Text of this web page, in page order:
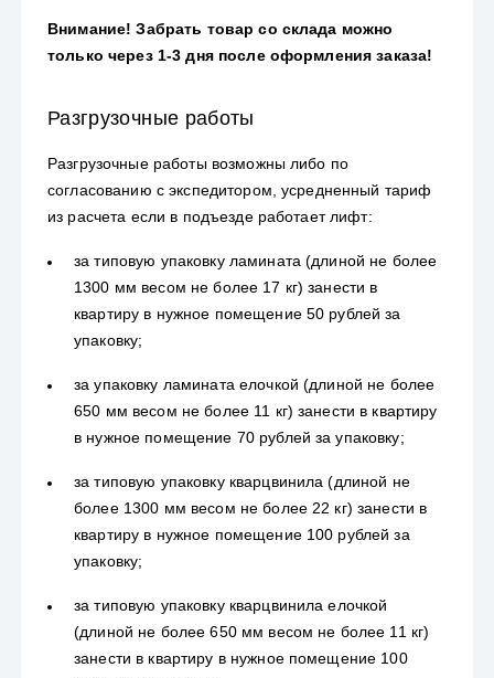
Внимание! Забрать товар со склада можно
только через 1-3 дня после оформления заказа!
Разгрузочные работы
Разгрузочные работы возможны либо по
согласованию с экспедитором, усредненный тариф
из расчета если в подъезде работает лифт:
за типовую упаковку ламината (длиной не более
1300 мм весом не более 17 кг) занести в
квартиру в нужное помещение 50 рублей за
упаковку;
за упаковку ламината елочкой (длиной не более
650 мм весом не более 11 кг) занести в квартиру
в нужное помещение 70 рублей за упаковку;
за типовую упаковку кварцвинила (длиной не
более 1300 мм весом не более 22 кг) занести в
квартиру в нужное помещение 100 рублей за
упаковку;
за типовую упаковку кварцвинила елочкой
(длиной не более 650 мм весом не более 11 кг)
занести в квартиру в нужное помещение 100